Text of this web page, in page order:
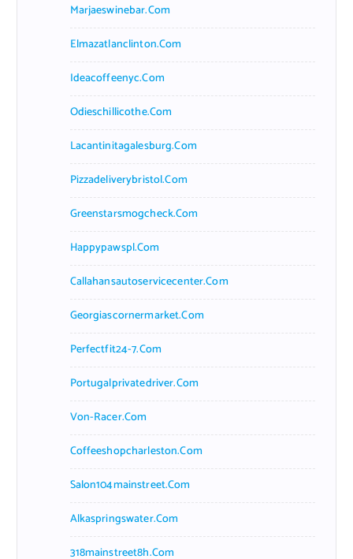
Marjaeswinebar.com
Elmazatlanclinton.com
Ideacoffeenyc.com
Odieschillicothe.com
Lacantinitagalesburg.com
Pizzadeliverybristol.com
Greenstarsmogcheck.com
Happypawspl.com
Callahansautoservicecenter.com
Georgiascornermarket.com
Perfectfit24-7.com
Portugalprivatedriver.com
Von-Racer.com
Coffeeshopcharleston.com
Salon104mainstreet.com
Alkaspringswater.com
318mainstreet8h.com